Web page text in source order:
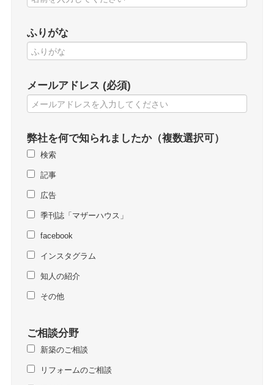
ふりがな
メールアドレス (必須)
弊社を何で知られましたか（複数選択可）
検索
記事
広告
季刊誌「マザーハウス」
facebook
インスタグラム
知人の紹介
その他
ご相談分野
新築のご相談
リフォームのご相談